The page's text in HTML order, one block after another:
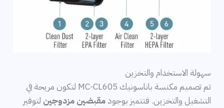
سهولة الاستخدام والتخزين
تم تصميم مكنسة باناسونيك MC-CL605 لتكون مريحة في
التشغيل والتخزين. فتتميز بوجودمقبضين مزدوجين لتوفير